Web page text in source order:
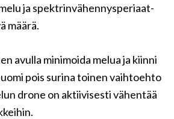
ja spektrinvähennysperiaat-
määrä.
avulla minimoida melua ja kiinni
pois surina toinen vaihtoehto
drone on aktiivisesti vähentää